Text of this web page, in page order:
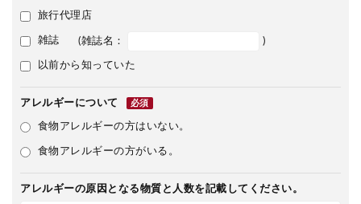
旅行代理店
雑誌 (雑誌名： )
以前から知っていた
アレルギーについて 必須
食物アレルギーの方はいない。
食物アレルギーの方がいる。
アレルギーの原因となる物質と人数を記載してください。